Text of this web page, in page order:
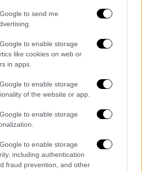
to send me
to enable storage
like cookies on web or
in apps.
to enable storage
of the website or app.
to enable storage
to enable storage
including authentication
fraud prevention, and other
X: $499 (ERP)
S: $299 (ERP)
date: November 10
starts September 22:
t.co/Dz5bRsAuwQ
MadZl4OOKJ
κανείς ότι ο